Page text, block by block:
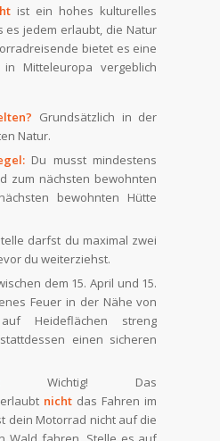
ist ein hohes kulturelles
es jedem erlaubt, die Natur
bietet es eine
Mitteleuropa vergeblich
Grundsätzlich in der
Natur.
Du musst mindestens
zum nächsten bewohnten
bewohnten Hütte
darfst du maximal zwei
du weiterziehst.
dem 15. April und 15.
Feuer in der Nähe von
Heideflächen streng
einen sicheren
Wichtig! Das
nichtdas Fahren im
dein Motorrad nicht auf die